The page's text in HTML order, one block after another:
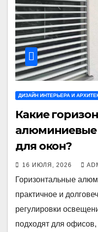
ДИЗАЙН ИНТЕРЬЕРА И
Какие
для окон?
16 ИЮЛЯ, 2026
Горизонтальные
практичное и
регулировки
подходят для